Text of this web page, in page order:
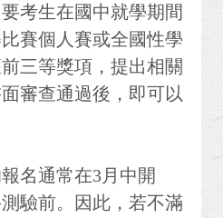
考生在國中就學期間
賽個人賽或全國性學
三等獎項，提出相關
審查通過後，即可以
名通常在3月中開
驗前。因此，若不滿